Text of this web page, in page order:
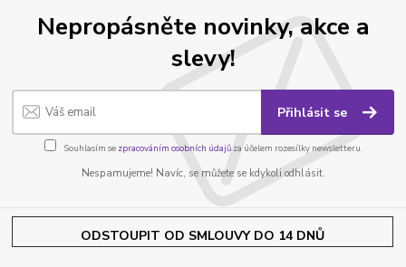
Nepropásněte novinky, akce a
slevy!
Přihlásit se
Souhlasím se zpracováním osobních údajůza účelem rozesílky newsletteru.
Nespamujeme! Navíc, se můžete se kdykoli odhlásit.
ODSTOUPIT OD SMLOUVY DO 14 DNŮ